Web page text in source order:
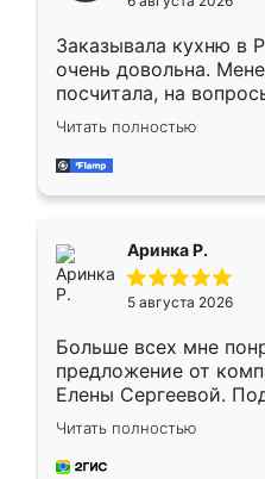
мебели буду
Заказывала кухню в
очень довольна.
посчитала, на
Замерщик приехал в
делу со всей
за день, ребята
Читать полностью
Аринка Р.
5 августа 2026
Больше всех мне
предложение от
Елены Сергеевой.
короткие сроки
для замера
предложил по моему
Читать полностью